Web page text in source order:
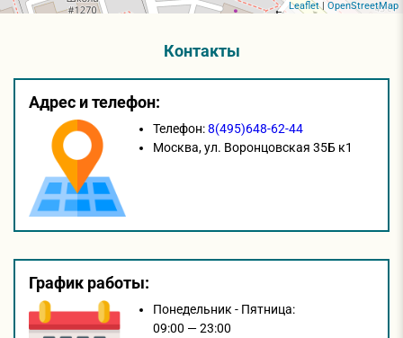
Leaflet| OpenStreetMap
Контакты
Адрес и телефон:
Телефон:8(495)648-62-44
Москва,ул. Воронцовская 35Б к1
График работы:
Понедельник - Пятница:
09:00 — 23:00